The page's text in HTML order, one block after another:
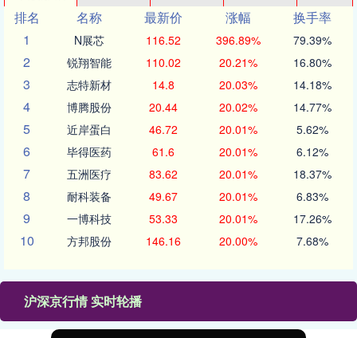
排名
名称 最新价 涨幅
换手率
1
N展芯 116.52 396.89% 79.39%
2 锐翔智能 110.02 20.21% 16.80%
3 志特新材 14.8 20.03% 14.18%
4 博腾股份 20.44 20.02% 14.77%
5 近岸蛋白 46.72 20.01% 5.62%
6 毕得医药 61.6 20.01% 6.12%
7 五洲医疗 83.62 20.01% 18.37%
8 耐科装备 49.67 20.01% 6.83%
9 一博科技 53.33 20.01% 17.26%
10 方邦股份 146.16 20.00% 7.68%
沪深京行情 实时轮播